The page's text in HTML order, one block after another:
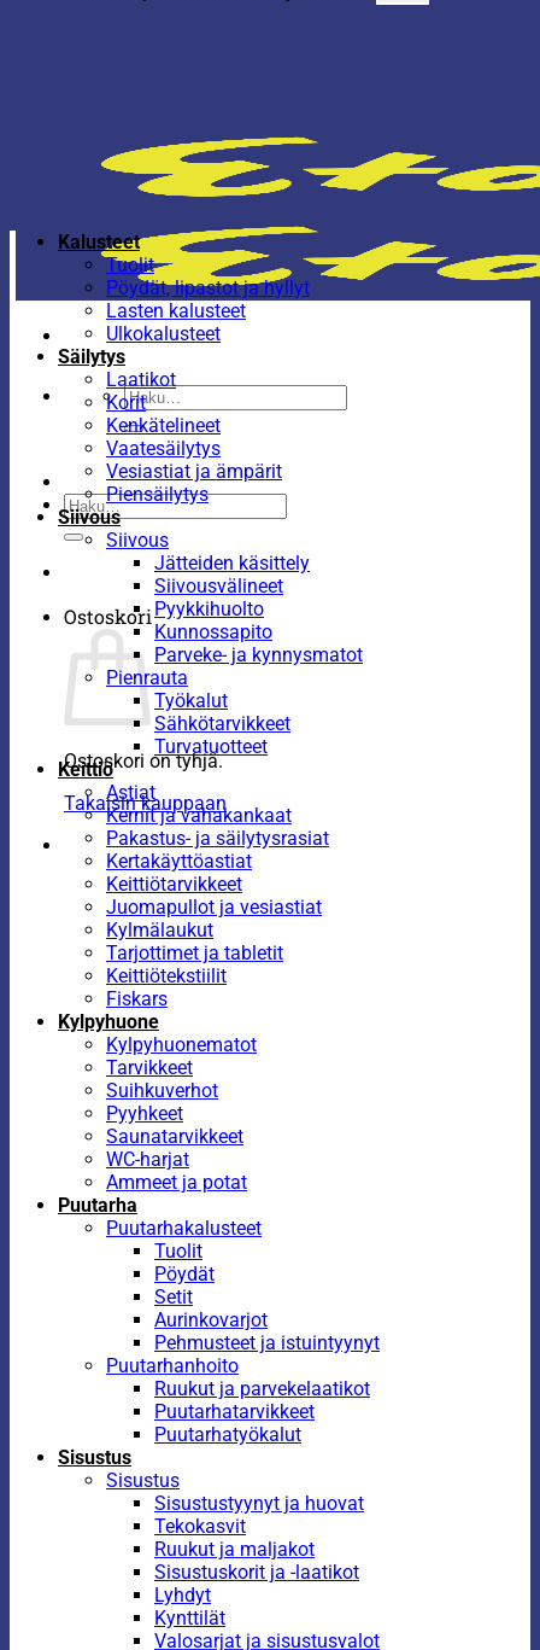
Etsi:
Etsi:
Ostoskori
Ostoskori on tyhjä.
Takaisin kauppaan
Kalusteet
Tuolit
Pöydät, lipastot ja hyllyt
Lasten kalusteet
Ulkokalusteet
Säilytys
Laatikot
Korit
Kenkätelineet
Vaatesäilytys
Vesiastiat ja ämpärit
Piensäilytys
Siivous
Siivous
Jätteiden käsittely
Siivousvälineet
Pyykkihuolto
Kunnossapito
Parveke- ja kynnysmatot
Pienrauta
Työkalut
Sähkötarvikkeet
Turvatuotteet
Keittiö
Astiat
Kernit ja vahakankaat
Pakastus- ja säilytysrasiat
Kertakäyttöastiat
Keittiötarvikkeet
Juomapullot ja vesiastiat
Kylmälaukut
Tarjottimet ja tabletit
Keittiötekstiilit
Fiskars
Kylpyhuone
Kylpyhuonematot
Tarvikkeet
Suihkuverhot
Pyyhkeet
Saunatarvikkeet
WC-harjat
Ammeet ja potat
Puutarha
Puutarhakalusteet
Tuolit
Pöydät
Setit
Aurinkovarjot
Pehmusteet ja istuintyynyt
Puutarhanhoito
Ruukut ja parvekelaatikot
Puutarhatarvikkeet
Puutarhatyökalut
Sisustus
Sisustus
Sisustustyynyt ja huovat
Tekokasvit
Ruukut ja maljakot
Sisustuskorit ja -laatikot
Lyhdyt
Kynttilät
Valosarjat ja sisustusvalot